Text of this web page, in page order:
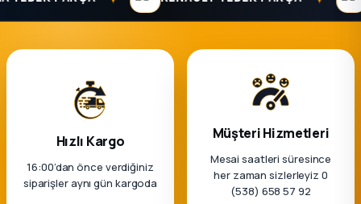
Hızlı Kargo
16:00’dan önce verdiğiniz
siparişler aynı gün kargoda
Müşteri Hizmetleri
Mesai saatleri süresince
her zaman sizlerleyiz 0
(538) 658 57 92